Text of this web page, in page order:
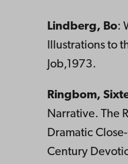
Lindberg, Bo:
Illustrations to
Job,1973.
Ringbom,
Narrative. The
Dramatic
Century